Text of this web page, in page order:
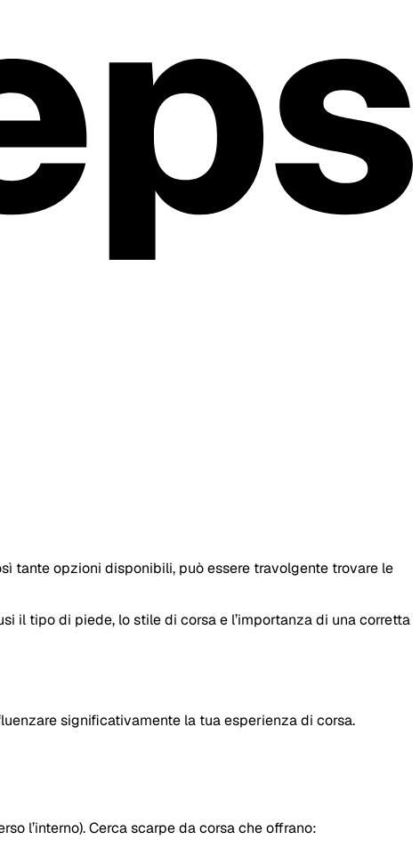
tante opzioni disponibili, può essere travolgente trovare le
il tipo di piede, lo stile di corsa e l’importanza di una corretta
significativamente la tua esperienza di corsa.
l’interno). Cerca scarpe da corsa che offrano: